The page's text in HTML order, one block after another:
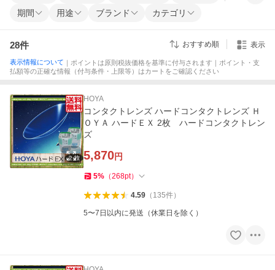
期間 用途 ブランド カテゴリ
28件 おすすめ順 表示
表示情報について ｜ポイントは原則税抜価格を基準に付与されます｜ポイント・支
払額等の正確な情報（付与条件・上限等）はカートをご確認ください
HOYA
コンタクトレンズ ハードコンタクトレンズ Ｈ
ＯＹＡ ハードＥＸ 2枚 ハードコンタクトレン
ズ
5,870円
5% （268pt）
4.59（ 135件）
5〜7日以内に発送（休業日を除く）